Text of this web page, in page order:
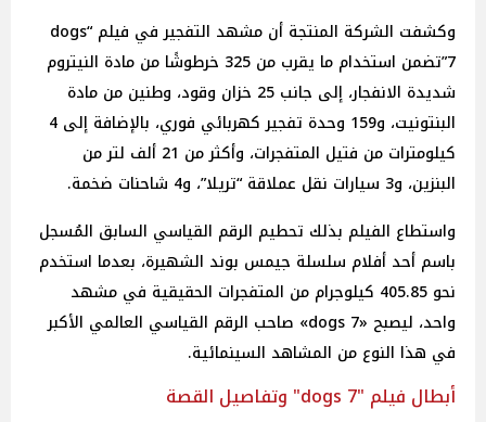
وكشفت الشركة المنتجة أن مشهد التفجير في فيلم “dogs
7”تضمن استخدام ما يقرب من 325 خرطوشًا من مادة النيتروم
شديدة الانفجار، إلى جانب 25 خزان وقود، وطنين من مادة
البنتونيت، و159 وحدة تفجير كهربائي فوري، بالإضافة إلى 4
كيلومترات من فتيل المتفجرات، وأكثر من 21 ألف لتر من
البنزين، و3 سيارات نقل عملاقة “تريلا”، و4 شاحنات ضخمة.
واستطاع الفيلم بذلك تحطيم الرقم القياسي السابق المُسجل
باسم أحد أفلام سلسلة جيمس بوند الشهيرة، بعدما استخدم
نحو 405.85 كيلوجرام من المتفجرات الحقيقية في مشهد
واحد، ليصبح «dogs 7» صاحب الرقم القياسي العالمي الأكبر
في هذا النوع من المشاهد السينمائية.
أبطال فيلم "dogs 7" وتفاصيل القصة